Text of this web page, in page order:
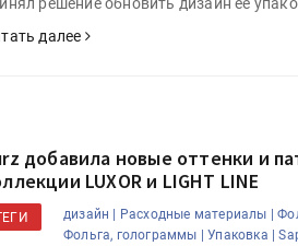
далее
добавила новые оттенки и
LUXOR и LIGHT LINE
дизайн | Расходные материалы |
Фольга, голограммы |
Упаковка |
решениями